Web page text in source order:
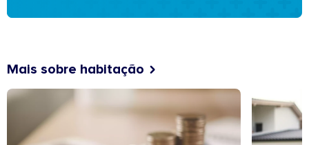
Mais sobre habitação